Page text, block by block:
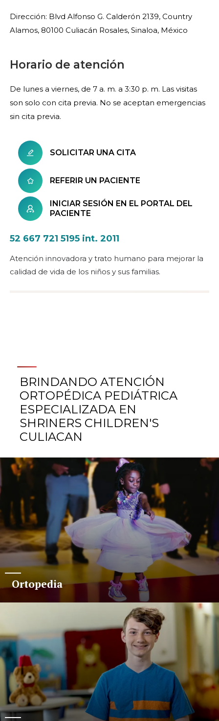
Dirección: Blvd Alfonso G. Calderón 2139, Country
Alamos, 80100 Culiacán Rosales, Sinaloa, México
Horario de atención
De lunes a viernes, de 7 a. m. a 3:30 p. m. Las visitas
son solo con cita previa. No se aceptan emergencias
sin cita previa.
SOLICITAR UNA CITA
REFERIR UN PACIENTE
INICIAR SESIÓN EN EL PORTAL DEL
PACIENTE
52 667 721 5195 int. 2011
Atención innovadora y trato humano para mejorar la
calidad de vida de los niños y sus familias.
BRINDANDO ATENCIÓN
ORTOPÉDICA PEDIÁTRICA
ESPECIALIZADA EN
SHRINERS CHILDREN'S
CULIACAN
Ortopedia